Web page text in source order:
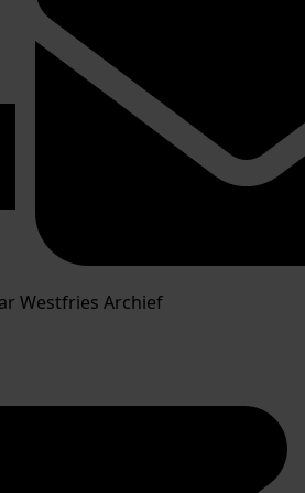
Westfries Archief